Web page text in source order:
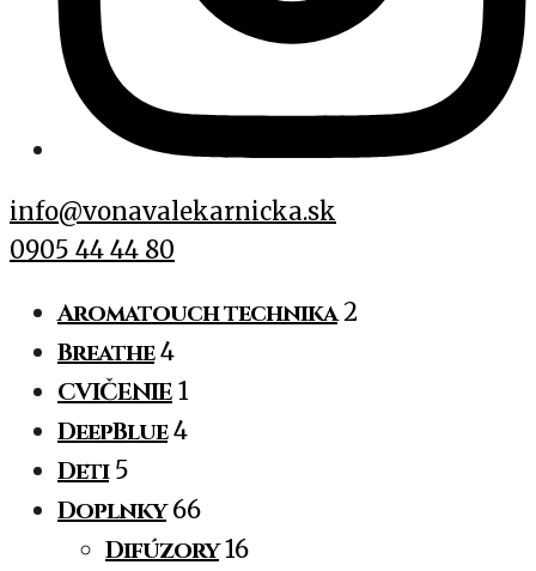
info@vonavalekarnicka.sk
0905 44 44 80
Aromatouch technika 2
Breathe 4
CVIČENIE 1
DeepBlue 4
Deti 5
Doplnky 66
Difúzory 16